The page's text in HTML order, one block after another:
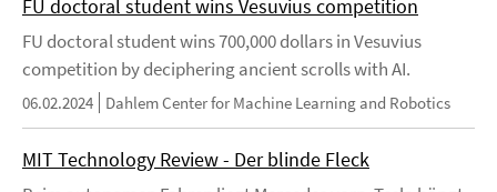
FU doctoral student wins Vesuvius competition
FU doctoral student wins 700,000 dollars in Vesuvius
competition by deciphering ancient scrolls with AI.
06.02.2024 Dahlem Center for Machine Learning and Robotics
MIT Technology Review - Der blinde Fleck